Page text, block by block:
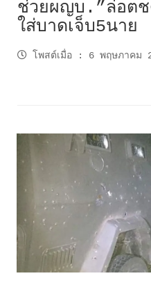
ช่วยผญบ.”ล่อต
ใส่บาดเจ็บ5นาย
โพสต์เมื่อ : 6 พฤษภาคม